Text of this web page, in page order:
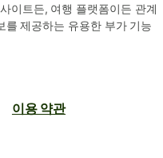
이트든, 여행 플랫폼이든 관계
를 제공하는 유용한 부가 기능
이용 약관